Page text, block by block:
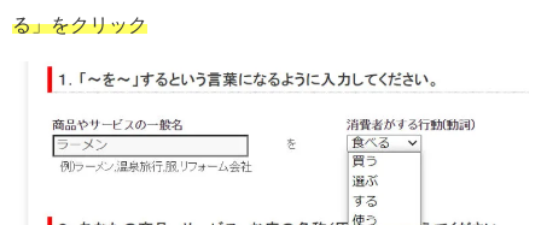
る」をクリック